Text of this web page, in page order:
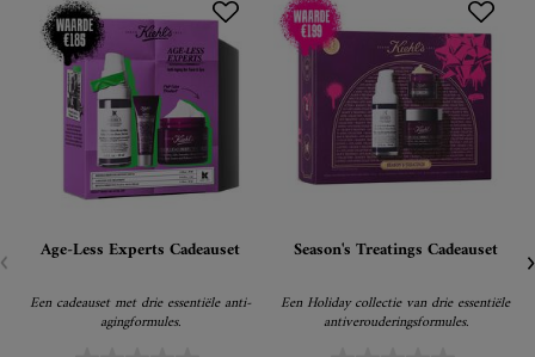
Age-Less Experts Cadeauset
Een cadeauset met drie essentiële anti-
agingformules.
Season's Treatings Cadeauset
Een Holiday collectie van drie essentiële
antiverouderingsformules.